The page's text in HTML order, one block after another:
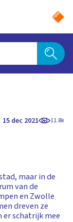
15 dec 2021 11.8k
maar in de
van de
en Zwolle
dreven ze
er schatrijk mee